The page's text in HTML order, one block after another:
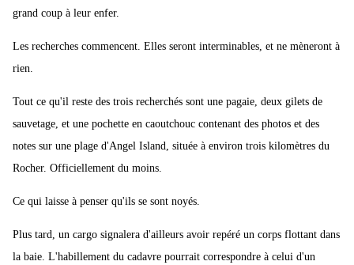
grand coup à leur enfer.
Les recherches commencent. Elles seront interminables, et ne mèneront à
rien.
Tout ce qu'il reste des trois recherchés sont une pagaie, deux gilets de
sauvetage, et une pochette en caoutchouc contenant des photos et des
notes sur une plage d'Angel Island, située à environ trois kilomètres du
Rocher. Officiellement du moins.
Ce qui laisse à penser qu'ils se sont noyés.
Plus tard, un cargo signalera d'ailleurs avoir repéré un corps flottant dans
la baie. L'habillement du cadavre pourrait correspondre à celui d'un